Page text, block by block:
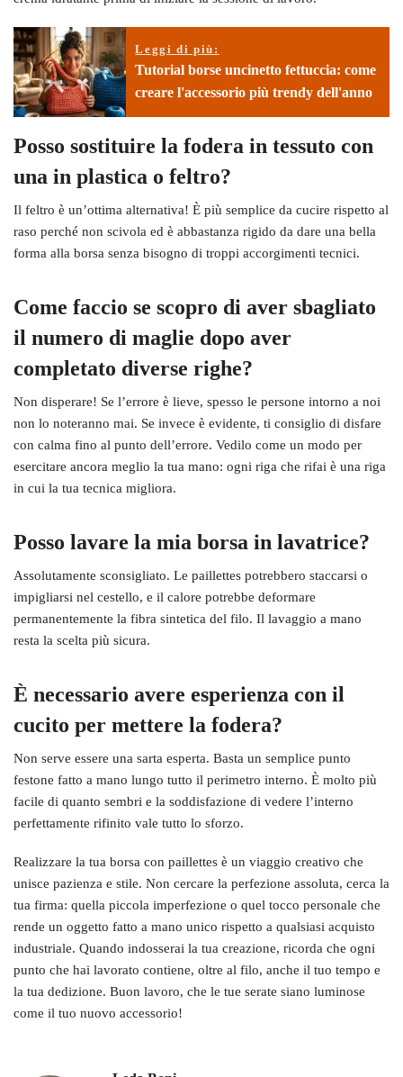
Leggi di più:
Tutorial borse uncinetto fettuccia: come
creare l'accessorio più trendy dell'anno
Posso sostituire la fodera in tessuto con
una in plastica o feltro?
Il feltro è un’ottima alternativa! È più semplice da cucire rispetto al
raso perché non scivola ed è abbastanza rigido da dare una bella
forma alla borsa senza bisogno di troppi accorgimenti tecnici.
Come faccio se scopro di aver sbagliato
il numero di maglie dopo aver
completato diverse righe?
Non disperare! Se l’errore è lieve, spesso le persone intorno a noi
non lo noteranno mai. Se invece è evidente, ti consiglio di disfare
con calma fino al punto dell’errore. Vedilo come un modo per
esercitare ancora meglio la tua mano: ogni riga che rifai è una riga
in cui la tua tecnica migliora.
Posso lavare la mia borsa in lavatrice?
Assolutamente sconsigliato. Le paillettes potrebbero staccarsi o
impigliarsi nel cestello, e il calore potrebbe deformare
permanentemente la fibra sintetica del filo. Il lavaggio a mano
resta la scelta più sicura.
È necessario avere esperienza con il
cucito per mettere la fodera?
Non serve essere una sarta esperta. Basta un semplice punto
festone fatto a mano lungo tutto il perimetro interno. È molto più
facile di quanto sembri e la soddisfazione di vedere l’interno
perfettamente rifinito vale tutto lo sforzo.
Realizzare la tua borsa con paillettes è un viaggio creativo che
unisce pazienza e stile. Non cercare la perfezione assoluta, cerca la
tua firma: quella piccola imperfezione o quel tocco personale che
rende un oggetto fatto a mano unico rispetto a qualsiasi acquisto
industriale. Quando indosserai la tua creazione, ricorda che ogni
punto che hai lavorato contiene, oltre al filo, anche il tuo tempo e
la tua dedizione. Buon lavoro, che le tue serate siano luminose
come il tuo nuovo accessorio!